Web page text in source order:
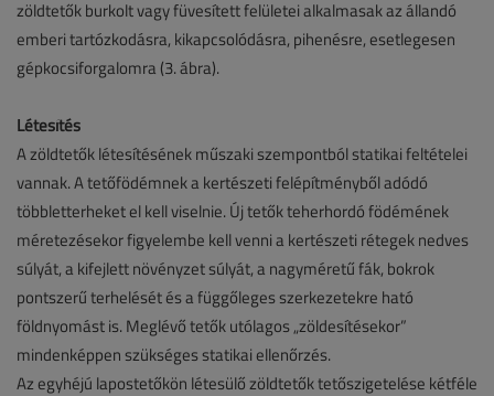
zöldtetők burkolt vagy füvesített felületei alkalmasak az állandó
emberi tartózkodásra, kikapcsolódásra, pihenésre, esetlegesen
gépkocsiforgalomra (3. ábra).
Létesítés
A zöldtetők létesítésének műszaki szempontból statikai feltételei
vannak. A tetőfödémnek a kertészeti felépítményből adódó
többletterheket el kell viselnie. Új tetők teherhordó födémének
méretezésekor figyelembe kell venni a kertészeti rétegek nedves
súlyát, a kifejlett növényzet súlyát, a nagyméretű fák, bokrok
pontszerű terhelését és a függőleges szerkezetekre ható
földnyomást is. Meglévő tetők utólagos „zöldesítésekor”
mindenképpen szükséges statikai ellenőrzés.
Az egyhéjú lapostetőkön létesülő zöldtetők tetőszigetelése kétféle